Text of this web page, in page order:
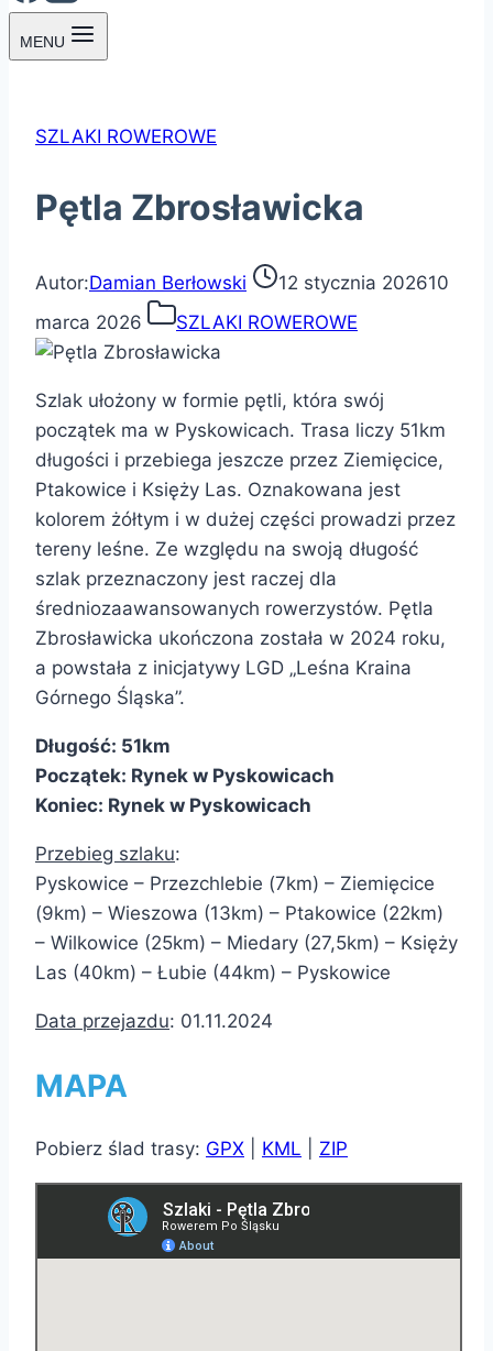
MENU
SZLAKI ROWEROWE
Pętla Zbrosławicka
Autor:Damian Berłowski 12 stycznia 202610
marca 2026
SZLAKI ROWEROWE
Szlak ułożony w formie pętli, która swój
początek ma w Pyskowicach. Trasa liczy 51km
długości i przebiega jeszcze przez Ziemięcice,
Ptakowice i Księży Las. Oznakowana jest
kolorem żółtym i w dużej części prowadzi przez
tereny leśne. Ze względu na swoją długość
szlak przeznaczony jest raczej dla
średniozaawansowanych rowerzystów. Pętla
Zbrosławicka ukończona została w 2024 roku,
a powstała z inicjatywy LGD „Leśna Kraina
Górnego Śląska”.
Długość: 51km
Początek: Rynek w Pyskowicach
Koniec: Rynek w Pyskowicach
Przebieg szlaku:
Pyskowice – Przezchlebie (7km) – Ziemięcice
(9km) – Wieszowa (13km) – Ptakowice (22km)
– Wilkowice (25km) – Miedary (27,5km) – Księży
Las (40km) – Łubie (44km) – Pyskowice
Data przejazdu: 01.11.2024
MAPA
Pobierz ślad trasy: GPX KML ZIP